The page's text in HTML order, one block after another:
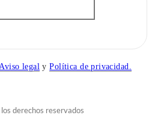
legal yPolítica de privacidad.
derechos reservados